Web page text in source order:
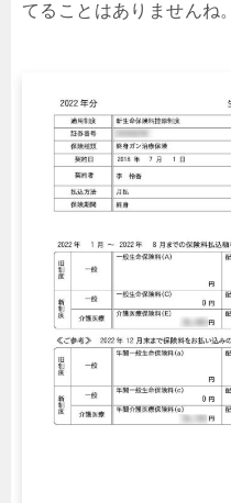
てることはありませんね。